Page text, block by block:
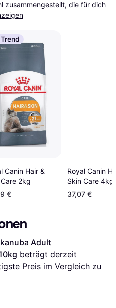
zusammengestellt, die für dich
Canin Hair &
2kg
€
Royal Canin
Skin Care 4kg
37,07 €
Adult